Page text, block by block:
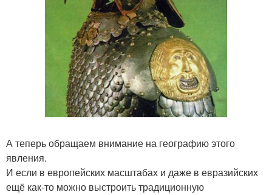
А теперь обращаем внимание на географию этого
явления.
И если в европейских масштабах и даже в евразийских
ещё как-то можно выстроить традиционную